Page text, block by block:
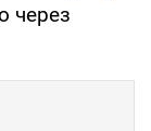
через